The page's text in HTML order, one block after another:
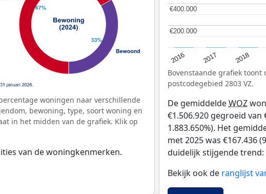
woningen naar verschillende
bewoning, type, soort woning en
in het midden van de grafiek. Klik op
van de woningkenmerken.
2016 2017 2018
€200.000
€200.000
€400.000
€400.000
Bovenstaande grafiek toont
postcodegebied 2803 VZ.
De gemiddeldeWOZ
€1.506.920 gegroeid van
1.883.650%). Het
met 2025 was €167.436
duidelijk stijgende trend:
Bekijk ook de ranglijst